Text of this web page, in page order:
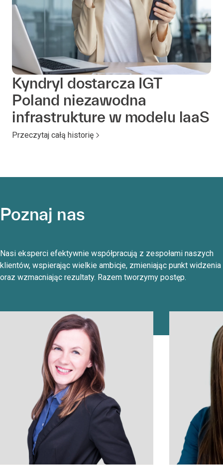
Kyndryl dostarcza IGT
Poland niezawodna
infrastrukture w modelu laaS
Przeczytaj całą historię
Poznaj nas
Nasi eksperci efektywnie współpracują z zespołami naszych
klientów, wspierając wielkie ambicje, zmieniając punkt widzenia
oraz wzmacniając rezultaty. Razem tworzymy postęp.